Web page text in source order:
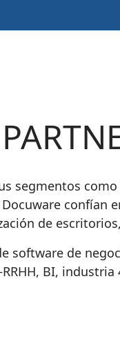
segmentos como
confían
de
software de
–RRHH, BI,